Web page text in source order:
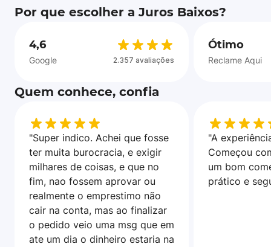
Por que escolher a Juros Baixos?
4,6
Google 2.357 avaliações
Ótimo
Reclame Aqui
Quem conhece, confia
"Super indico. Achei que fosse
ter muita burocracia, e exigir
milhares de coisas, e que no
fim, nao fossem aprovar ou
realmente o emprestimo não
cair na conta, mas ao finalizar
o pedido veio uma msg que em
ate um dia o dinheiro estaria na
"A
Começou
um bom
prático e